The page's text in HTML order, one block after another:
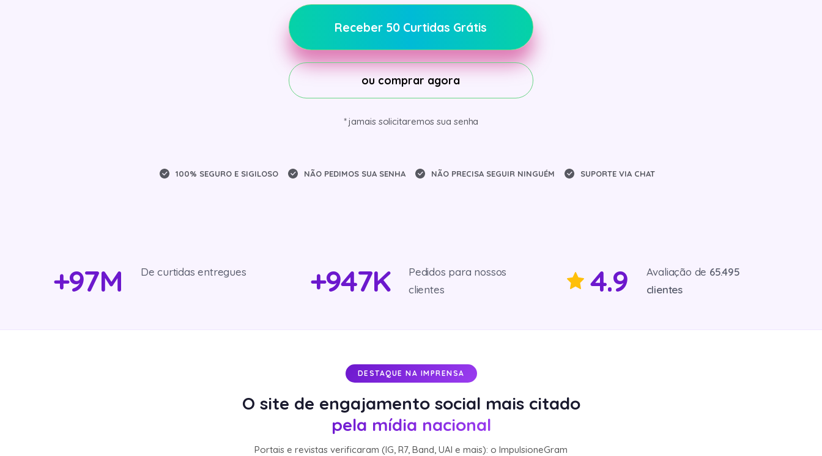
Receber 50 Curtidas Grátis
ou comprar agora
* jamais solicitaremos sua senha
100% SEGURO E SIGILOSO NÃO PEDIMOS SUA SENHA NÃO PRECISA SEGUIR NINGUÉM SUPORTE VIA CHAT
+97M De curtidas entregues +947K
Pedidos para nossos
clientes
4.9 Avaliação de 65.495
clientes